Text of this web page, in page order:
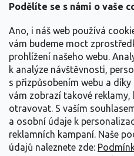
Podělíte se s námi o vaše
Ano, i náš web používá
vám budeme moct
prohlížení našeho webu.
k analýze návštěvnosti,
s přizpůsobením webu a
vám zobrazí takové reklamy,
otravovat. S vaším
a osobní údaje k
reklamních kampaní. Naše
údajů naleznete zde:
Vše o nákupu
Informace pro Vás
Kontakujte nás